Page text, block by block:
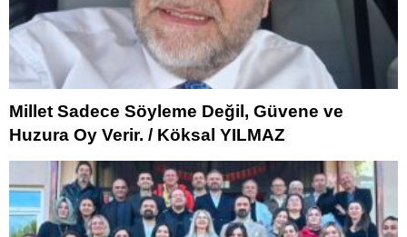
Millet Sadece Söyleme Değil, Güvene ve
Huzura Oy Verir. / Köksal YILMAZ